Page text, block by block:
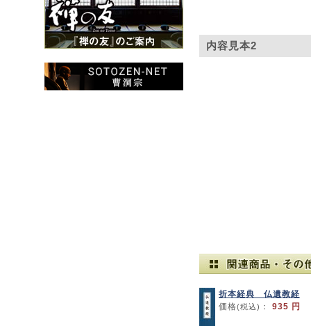
内容見本2
折本経典 仏遺教経
価格(税込) ： 935 円